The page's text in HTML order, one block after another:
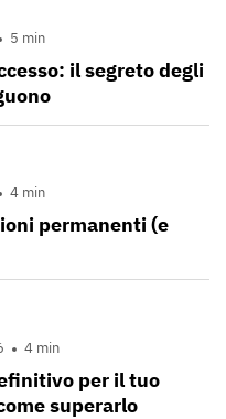
5 min
il segreto degli
4 min
permanenti (e
4 min
per il tuo
superarlo